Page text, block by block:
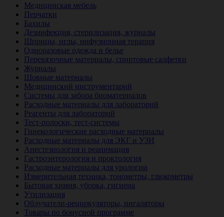
Медицинская мебель
Перчатки
Бахилы
Дезинфекция, стерилизация, журналы
Шприцы, иглы, инфузионная терапия
Одноразовые одежда и белье
Перевязочные материалы, спиртовые салфетки
Журналы
Шовные материалы
Медицинский инструментарий
Системы для забора биоматериалов
Расходные материалы для лабораторий
Реагенты для лабораторий
Тест-полоски, тест-системы
Гинекологические расходные материалы
Расходные материалы для ЭКГ и УЗИ
Анестезиология и реанимация
Гастроэнтерология и проктология
Расходные материалы для урологии
Измерительная техника, тонометры, глюкометры
Бытовая химия, уборка, гигиена
Утилизация
Облучатели-рециркуляторы, ингаляторы
Товары по бонусной программе